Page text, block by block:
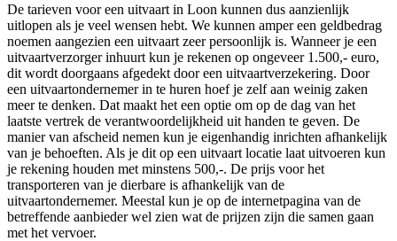
De tarieven voor een uitvaart in Loon kunnen dus aanzienlijk
uitlopen als je veel wensen hebt. We kunnen amper een geldbedrag
noemen aangezien een uitvaart zeer persoonlijk is. Wanneer je een
uitvaartverzorger inhuurt kun je rekenen op ongeveer 1.500,- euro,
dit wordt doorgaans afgedekt door een uitvaartverzekering. Door
een uitvaartondernemer in te huren hoef je zelf aan weinig zaken
meer te denken. Dat maakt het een optie om op de dag van het
laatste vertrek de verantwoordelijkheid uit handen te geven. De
manier van afscheid nemen kun je eigenhandig inrichten afhankelijk
van je behoeften. Als je dit op een uitvaart locatie laat uitvoeren kun
je rekening houden met minstens 500,-. De prijs voor het
transporteren van je dierbare is afhankelijk van de
uitvaartondernemer. Meestal kun je op de internetpagina van de
betreffende aanbieder wel zien wat de prijzen zijn die samen gaan
met het vervoer.